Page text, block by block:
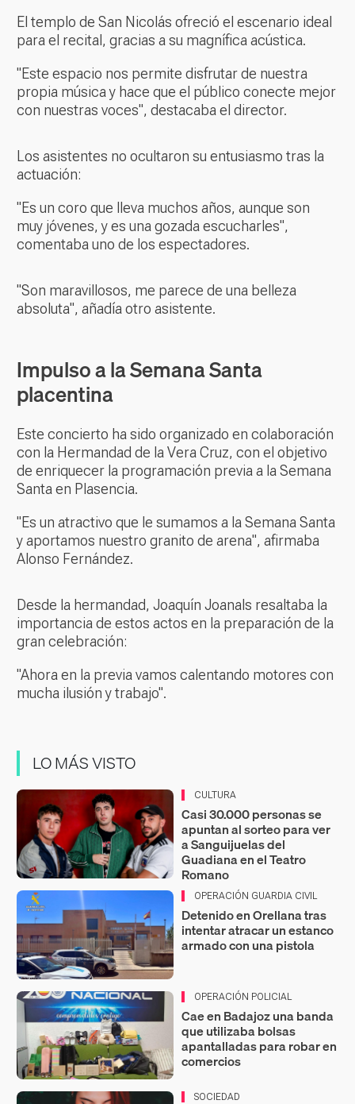
El templo de San Nicolás ofreció el escenario ideal
para el recital, gracias a su magnífica acústica.
"Este espacio nos permite disfrutar de nuestra
propia música y hace que el público conecte mejor
con nuestras voces", destacaba el director.
Los asistentes no ocultaron su entusiasmo tras la
actuación:
"Es un coro que lleva muchos años, aunque son
muy jóvenes, y es una gozada escucharles",
comentaba uno de los espectadores.
"Son maravillosos, me parece de una belleza
absoluta", añadía otro asistente.
Impulso a la Semana Santa
placentina
Este concierto ha sido organizado en colaboración
con la Hermandad de la Vera Cruz, con el objetivo
de enriquecer la programación previa a la Semana
Santa en Plasencia.
"Es un atractivo que le sumamos a la Semana Santa
y aportamos nuestro granito de arena", afirmaba
Alonso Fernández.
Desde la hermandad, Joaquín Joanals resaltaba la
importancia de estos actos en la preparación de la
gran celebración:
"Ahora en la previa vamos calentando motores con
mucha ilusión y trabajo".
LO MÁS VISTO
CULTURA
Casi 30.000 personas se
apuntan al sorteo para ver
a Sanguijuelas del
Guadiana en el Teatro
Romano
OPERACIÓN GUARDIA CIVIL
Detenido en Orellana tras
intentar atracar un estanco
armado con una pistola
OPERACIÓN POLICIAL
Cae en Badajoz una banda
que utilizaba bolsas
apantalladas para robar en
comercios
SOCIEDAD